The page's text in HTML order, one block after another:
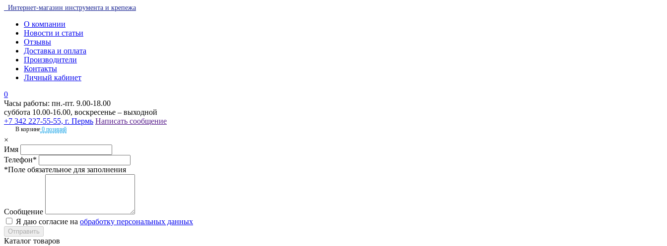
Интернет-магазин инструмента и крепежа
О компании
Новости и статьи
Отзывы
Доставка и оплата
Производители
Контакты
Личный кабинет
0
Часы работы: пн.-пт. 9.00-18.00
суббота 10.00-16.00, воскресенье – выходной
+7 342 227-55-55, г. Пермь Написать сообщение
В корзине 0 позиций
×
Имя
Телефон*
*Поле обязательное для заполнения
Сообщение
Я даю согласие на обработку персональных данных
Каталог товаров